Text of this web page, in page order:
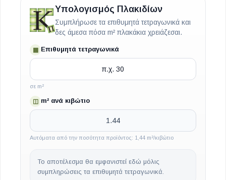
Υπολογισμός Πλακιδίων
Συμπλήρωσε τα επιθυμητά τετραγωνικά και
δες άμεσα πόσα m² πλακάκια χρειάζεσαι.
▦ Επιθυμητά τετραγωνικά
σε m²
◫ m² ανά κιβώτιο
Αυτόματα από την ποσότητα προϊόντος: 1,44 m²/κιβώτιο
Το αποτέλεσμα θα εμφανιστεί εδώ μόλις
συμπληρώσεις τα επιθυμητά τετραγωνικά.